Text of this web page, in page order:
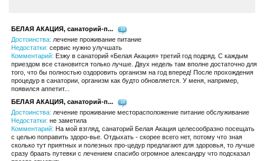
БЕЛАЯ АКАЦИЯ, санаторий-п... 18
Достоинства: лечение проживание питание
Недостатки: сервис нужно улучшать
Комментарий: Езжу в санаторий «Белая Акация» третий год подряд. С каждым
приездом все становится только лучше. Двух недель там вполне достаточно для
того, что бы полностью оздоровить организм на год вперед! После прохождения
процедур в санатории, организм как будто обновляется. У меня, например,
появился аппетит...
БЕЛАЯ АКАЦИЯ, санаторий-п...
18
Достоинства: лечение проживание месторасположение питание обслуживание
Недостатки: не заметила
Комментарий: На мой взгляд, санаторий Белая Акация целесообразно посещать
с целью поправить здоро-вье. Отдыхать - скорее всего нет, потому что зная
сколько тут приятных и полезных про-цедур предлагают для здоровья, то лучше
сразу браать путевки с лечением спасибо огромное александру что подсказал